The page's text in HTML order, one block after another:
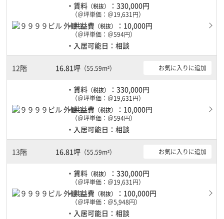
・賃料 （税抜） ：330,000円
（＠坪単価：＠19,631円）
・共益費 （税抜） ：10,000円
（＠坪単価：＠594円）
・入居可能日：相談
12階 16.81坪（55.59m²） お気に入りに追加
・賃料 （税抜） ：330,000円
（＠坪単価：＠19,631円）
・共益費 （税抜） ：10,000円
（＠坪単価：＠594円）
・入居可能日：相談
13階 16.81坪（55.59m²） お気に入りに追加
・賃料 （税抜） ：330,000円
（＠坪単価：＠19,631円）
・共益費 （税抜） ：100,000円
（＠坪単価：＠5,948円）
・入居可能日：相談